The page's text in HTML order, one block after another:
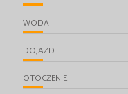
WODA
DOJAZD
OTOCZENIE